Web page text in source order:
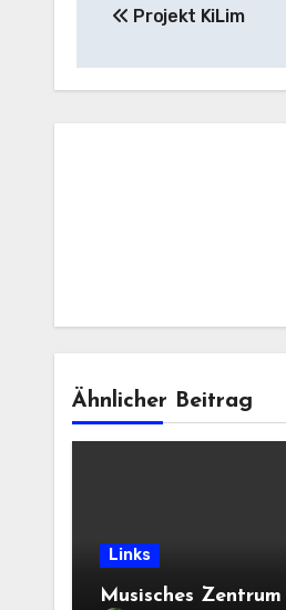
Projekt KiLim
Ähnlicher Beitrag
Links
Musisches